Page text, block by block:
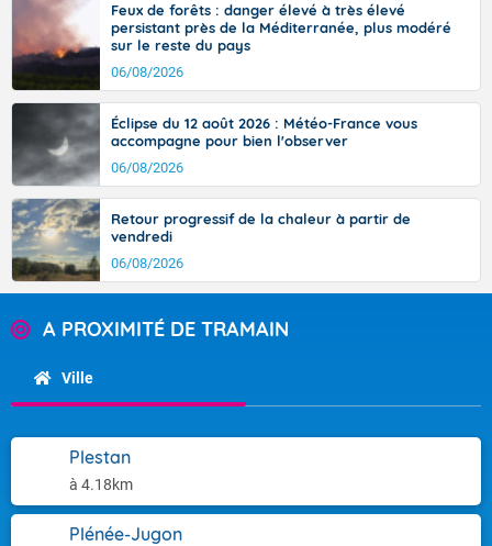
Feux de forêts : danger élevé à très élevé
persistant près de la Méditerranée, plus modéré
sur le reste du pays
06/08/2026
Éclipse du 12 août 2026 : Météo-France vous
accompagne pour bien l'observer
06/08/2026
Retour progressif de la chaleur à partir de
vendredi
06/08/2026
A PROXIMITÉ DE TRAMAIN
Ville
Plestan
à 4.18km
Plénée-Jugon